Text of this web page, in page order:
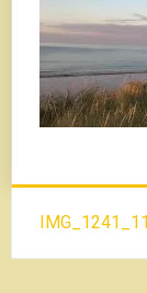
Navigation